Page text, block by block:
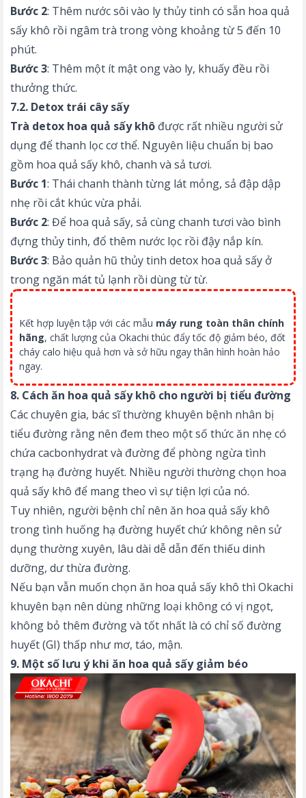
Bước 2: Thêm nước sôi vào ly thủy tinh có sẵn hoa quả
sấy khô rồi ngâm trà trong vòng khoảng từ 5 đến 10
phút.
Bước 3: Thêm một ít mật ong vào ly, khuấy đều rồi
thưởng thức.
7.2. Detox trái cây sấy
Trà detox hoa quả sấy khô được rất nhiều người sử
dụng để thanh lọc cơ thể. Nguyên liệu chuẩn bị bao
gồm hoa quả sấy khô, chanh và sả tươi.
Bước 1: Thái chanh thành từng lát mỏng, sả đập dập
nhẹ rồi cắt khúc vừa phải.
Bước 2: Để hoa quả sấy, sả cùng chanh tươi vào bình
đựng thủy tinh, đổ thêm nước lọc rồi đậy nắp kín.
Bước 3: Bảo quản hũ thủy tinh detox hoa quả sấy ở
trong ngăn mát tủ lạnh rồi dùng từ từ.
Kết hợp luyện tập với các mẫu máy rung toàn thân chính
hãng, chất lượng của Okachi thúc đẩy tốc độ giảm béo, đốt
cháy calo hiệu quả hơn và sở hữu ngay thân hình hoàn hảo
ngay.
8. Cách ăn hoa quả sấy khô cho người bị tiểu đường
Các chuyên gia, bác sĩ thường khuyên bệnh nhân bị
tiểu đường rằng nên đem theo một số thức ăn nhẹ có
chứa cacbonhydrat và đường để phòng ngừa tình
trạng hạ đường huyết. Nhiều người thường chọn hoa
quả sấy khô để mang theo vì sự tiện lợi của nó.
Tuy nhiên, người bệnh chỉ nên ăn hoa quả sấy khô
trong tình huống hạ đường huyết chứ không nên sử
dụng thường xuyên, lâu dài dễ dẫn đến thiếu dinh
dưỡng, dư thừa đường.
Nếu bạn vẫn muốn chọn ăn hoa quả sấy khô thì Okachi
khuyên bạn nên dùng những loại không có vị ngọt,
không bỏ thêm đường và tốt nhất là có chỉ số đường
huyết (GI) thấp như mơ, táo, mận.
9. Một số lưu ý khi ăn hoa quả sấy giảm béo